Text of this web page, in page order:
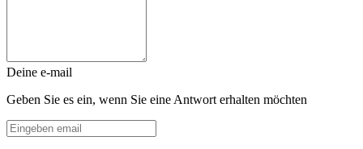
Deine e-mail
Geben Sie es ein, wenn Sie eine Antwort erhalten möchten